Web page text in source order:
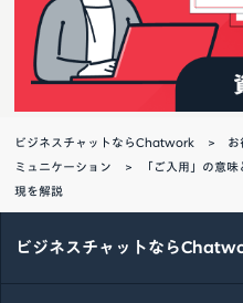
ビジネスチャットならChatwork お
ミュニケーション
「ご入用」の意
現を解説
ビジネスチャットなら